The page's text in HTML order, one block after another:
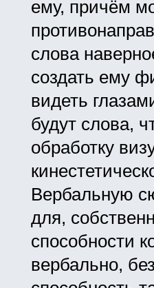
ему, причём
слова
создать ему
видеть
будут слова,
обработку
Вербальную
для,
способности
вербально,